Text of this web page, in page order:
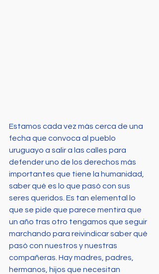
Estamos cada vez más cerca de una
fecha que convoca al pueblo
uruguayo a salir a las calles para
defender uno de los derechos más
importantes que tiene la humanidad,
saber qué es lo que pasó con sus
seres queridos. Es tan elemental lo
que se pide que parece mentira que
un año tras otro tengamos que seguir
marchando para reivindicar saber qué
pasó con nuestros y nuestras
compañeras. Hay madres, padres,
hermanos, hijos que necesitan